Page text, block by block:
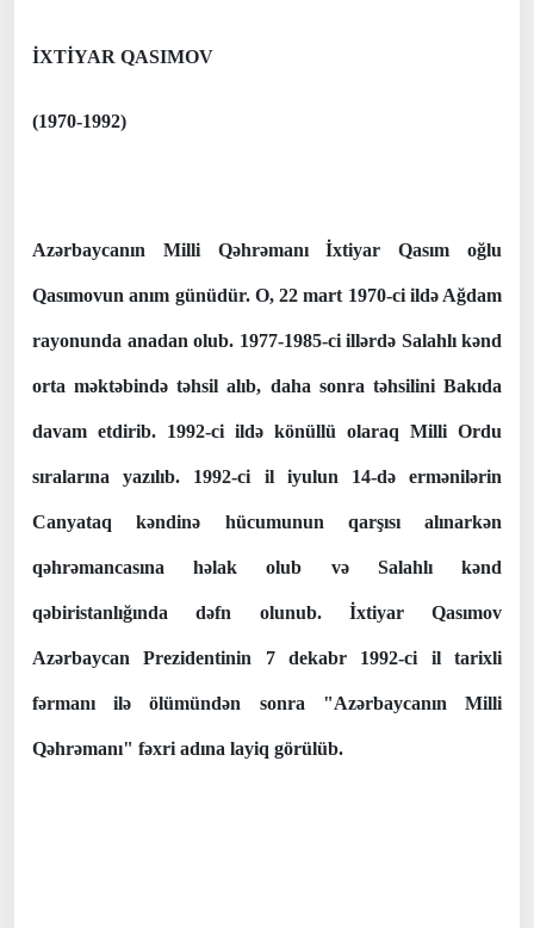
İXTİYAR QASIMOV
(1970-1992)
Azərbaycanın Milli Qəhrəmanı İxtiyar Qasım oğlu
Qasımovun anım günüdür. O, 22 mart 1970-ci ildə Ağdam
rayonunda anadan olub. 1977-1985-ci illərdə Salahlı kənd
orta məktəbində təhsil alıb, daha sonra təhsilini Bakıda
davam etdirib. 1992-ci ildə könüllü olaraq Milli Ordu
sıralarına yazılıb. 1992-ci il iyulun 14-də ermənilərin
Canyataq kəndinə hücumunun qarşısı alınarkən
qəhrəmancasına həlak olub və Salahlı kənd
qəbiristanlığında dəfn olunub. İxtiyar Qasımov
Azərbaycan Prezidentinin 7 dekabr 1992-ci il tarixli
fərmanı ilə ölümündən sonra "Azərbaycanın Milli
Qəhrəmanı" fəxri adına layiq görülüb.